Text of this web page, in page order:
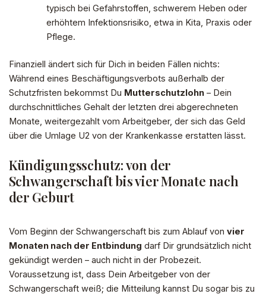
typisch bei Gefahrstoffen, schwerem Heben oder
erhöhtem Infektionsrisiko, etwa in Kita, Praxis oder
Pflege.
Finanziell ändert sich für Dich in beiden Fällen nichts:
Während eines Beschäftigungsverbots außerhalb der
Schutzfristen bekommst Du Mutterschutzlohn– Dein
durchschnittliches Gehalt der letzten drei abgerechneten
Monate, weitergezahlt vom Arbeitgeber, der sich das Geld
über die Umlage U2 von der Krankenkasse erstatten lässt.
Kündigungsschutz: von der
Schwangerschaft bis vier Monate nach
der Geburt
Vom Beginn der Schwangerschaft bis zum Ablauf von vier
Monaten nach der Entbindung darf Dir grundsätzlich nicht
gekündigt werden – auch nicht in der Probezeit.
Voraussetzung ist, dass Dein Arbeitgeber von der
Schwangerschaft weiß; die Mitteilung kannst Du sogar bis zu